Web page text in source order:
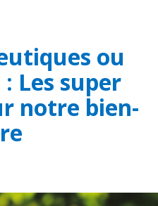
ou
Les super
notre bien-